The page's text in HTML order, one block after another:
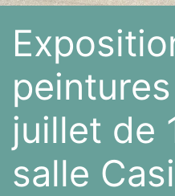
juillet de
salle